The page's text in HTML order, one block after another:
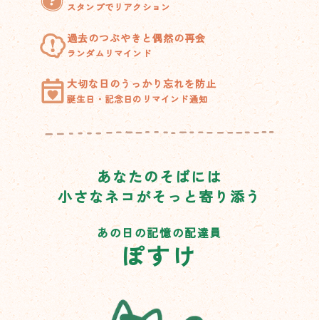
スタンプでリアクション
過去のつぶやきと偶然の再会
ランダムリマインド
大切な日のうっかり忘れを防止
誕生日・記念日のリマインド通知
あなたのそばには
小さなネコがそっと寄り添う
あの日の記憶の配達員
ぽすけ